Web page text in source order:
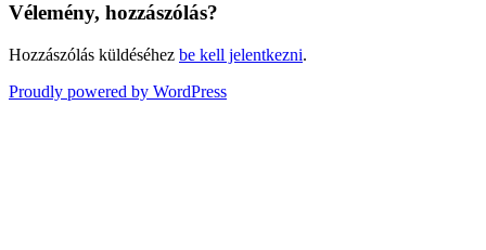
Vélemény, hozzászólás?
Hozzászólás küldéséhez be kell jelentkezni.
Proudly powered by WordPress